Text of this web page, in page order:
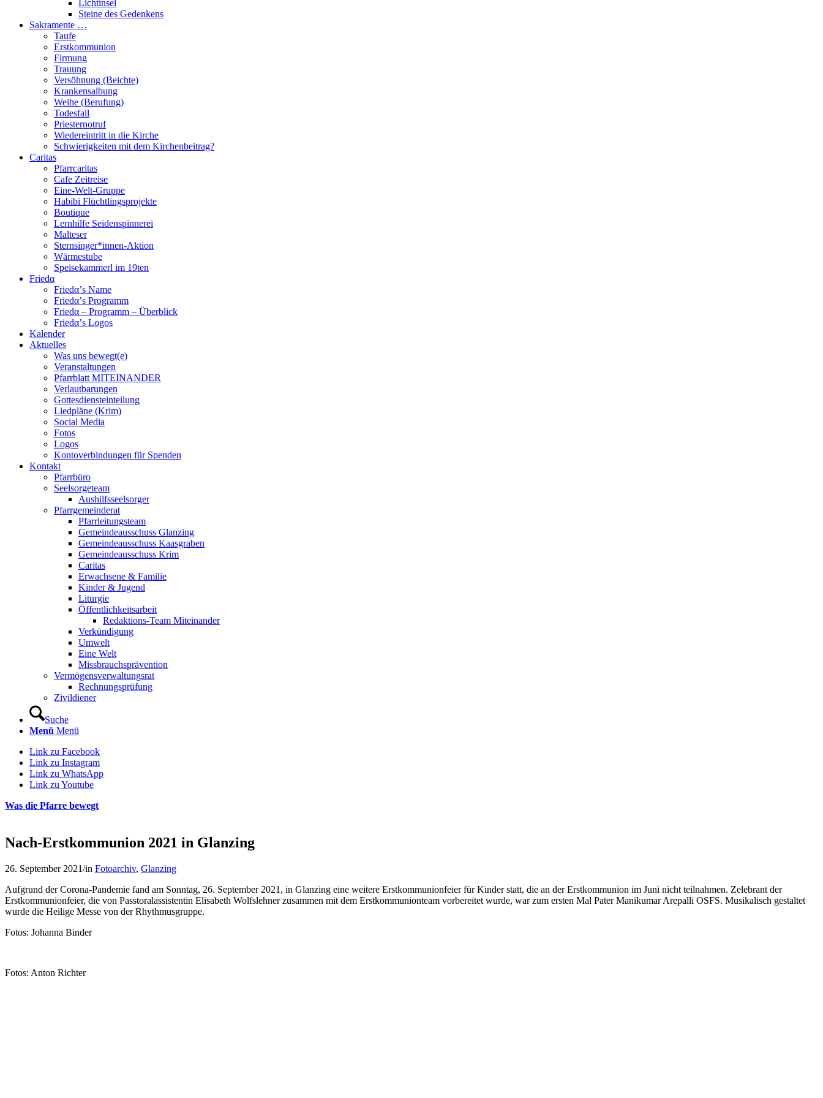
Lichtinsel
Steine des Gedenkens
Sakramente …
Taufe
Erstkommunion
Firmung
Trauung
Versöhnung (Beichte)
Krankensalbung
Weihe (Berufung)
Todesfall
Priesternotruf
Wiedereintritt in die Kirche
Schwierigkeiten mit dem Kirchenbeitrag?
Caritas
Pfarrcaritas
Cafe Zeitreise
Eine-Welt-Gruppe
Habibi Flüchtlingsprojekte
Boutique
Lernhilfe Seidenspinnerei
Malteser
Sternsinger*innen-Aktion
Wärmestube
Speisekammerl im 19ten
Friedα
Friedα’s Name
Friedα’s Programm
Friedα – Programm – Überblick
Friedα’s Logos
Kalender
Aktuelles
Was uns bewegt(e)
Veranstaltungen
Pfarrblatt MITEINANDER
Verlautbarungen
Gottesdiensteinteilung
Liedpläne (Krim)
Social Media
Fotos
Logos
Kontoverbindungen für Spenden
Kontakt
Pfarrbüro
Seelsorgeteam
Aushilfsseelsorger
Pfarrgemeinderat
Pfarrleitungsteam
Gemeindeausschuss Glanzing
Gemeindeausschuss Kaasgraben
Gemeindeausschuss Krim
Caritas
Erwachsene & Familie
Kinder & Jugend
Liturgie
Öffentlichkeitsarbeit
Redaktions-Team Miteinander
Verkündigung
Umwelt
Eine Welt
Missbrauchsprävention
Vermögensverwaltungsrat
Rechnungsprüfung
Zivildiener
Suche
Menü Menü
Link zu Facebook
Link zu Instagram
Link zu WhatsApp
Link zu Youtube
Was die Pfarre bewegt
Nach-Erstkommunion 2021 in Glanzing
26. September 2021/in Fotoarchiv, Glanzing
Aufgrund der Corona-Pandemie fand am Sonntag, 26. September 2021, in Glanzing eine weitere Erstkommunionfeier für Kinder statt, die an der Erstkommunion im Juni nicht teilnahmen. Zelebrant der
Erstkommunionfeier, die von Passtoralassistentin Elisabeth Wolfslehner zusammen mit dem Erstkommunionteam vorbereitet wurde, war zum ersten Mal Pater Manikumar Arepalli OSFS. Musikalisch gestaltet
wurde die Heilige Messe von der Rhythmusgruppe.
Fotos: Johanna Binder
Fotos: Anton Richter